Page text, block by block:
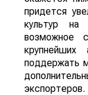
придется
культур
возможное
крупнейших
поддержать
экспортеров.